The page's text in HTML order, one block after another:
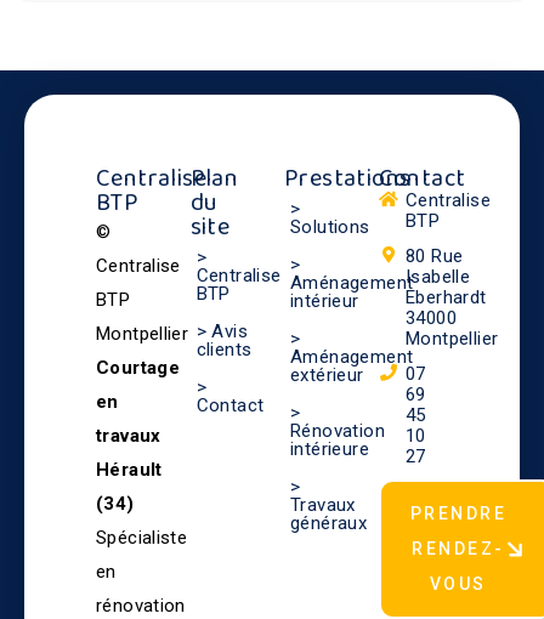
Centralise
BTP
©
Centralise
BTP
Montpellier
Courtage
en
travaux
Hérault
(34)
Spécialiste
en
rénovation
Plan
du
site
>
Centralise
BTP
> Avis
clients
>
Contact
Prestations
>
Solutions
>
Aménagement
intérieur
>
Aménagement
extérieur
>
Rénovation
intérieure
>
Travaux
généraux
Contact
Centralise
BTP
80 Rue
Isabelle
Eberhardt
34000
Montpellier
07
69
45
10
27
PRENDRE
RENDEZ-
VOUS